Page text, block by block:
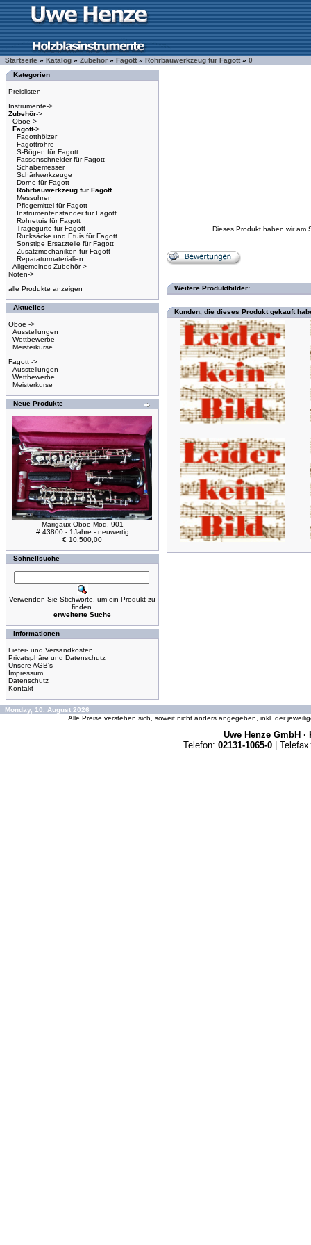
Startseite » Katalog » Zubehör » Fagott » Rohrbauwerkzeug für Fagott » 0
Kategorien
Preislisten
Instrumente->
Zubehör->
Oboe->
Fagott->
Fagotthölzer
Fagottrohre
S-Bögen für Fagott
Fassonschneider für Fagott
Schabemesser
Schärfwerkzeuge
Dorne für Fagott
Rohrbauwerkzeug für Fagott
Messuhren
Pflegemittel für Fagott
Instrumentenständer für Fagott
Rohretuis für Fagott
Tragegurte für Fagott
Rucksäcke und Etuis für Fagott
Sonstige Ersatzteile für Fagott
Zusatzmechaniken für Fagott
Reparaturmaterialien
Allgemeines Zubehör->
Noten->
alle Produkte anzeigen
Aktuelles
Oboe ->
Ausstellungen
Wettbewerbe
Meisterkurse
Fagott ->
Ausstellungen
Wettbewerbe
Meisterkurse
Neue Produkte
Marigaux Oboe Mod. 901
# 43800 - 1Jahre - neuwertig
€ 10.500,00
Schnellsuche
Verwenden Sie Stichworte, um ein Produkt zu
finden.
erweiterte Suche
Informationen
Liefer- und Versandkosten
Privatsphäre und Datenschutz
Unsere AGB's
Impressum
Datenschutz
Kontakt
Dieses Produkt haben wir am
Weitere Produktbilder:
Kunden, die dieses Produkt gekauft
Monday, 10. August 2026
Alle Preise verstehen sich, soweit nicht anders angegeben, inkl. der
Uwe Henze GmbH ·
Telefon: 02131-1065-0 | Telefax: